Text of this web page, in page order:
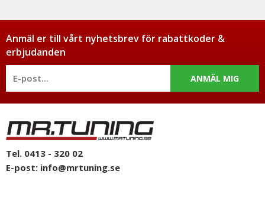
Anmäl er till vårt nyhetsbrev för rabattkoder &
erbjudanden
ANMÄL MIG
Tel. 0413 - 320 02
E-post: info@mrtuning.se